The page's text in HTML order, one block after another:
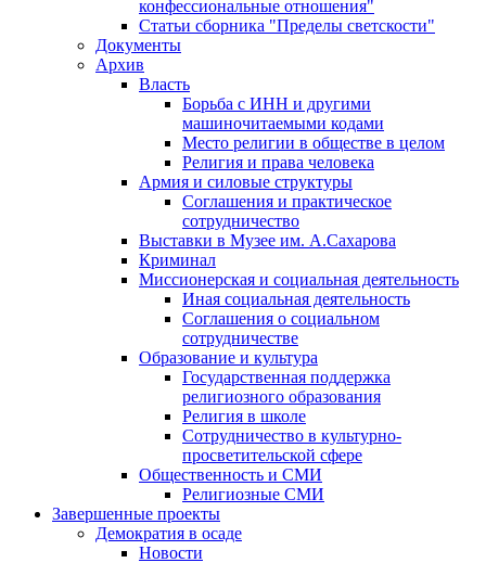
конфессиональные отношения"
Статьи сборника "Пределы светскости"
Документы
Архив
Власть
Борьба с ИНН и другими
машиночитаемыми кодами
Место религии в обществе в целом
Религия и права человека
Армия и силовые структуры
Соглашения и практическое
сотрудничество
Выставки в Музее им. А.Сахарова
Криминал
Миссионерская и социальная деятельность
Иная социальная деятельность
Соглашения о социальном
сотрудничестве
Образование и культура
Государственная поддержка
религиозного образования
Религия в школе
Сотрудничество в культурно-
просветительской сфере
Общественность и СМИ
Религиозные СМИ
Завершенные проекты
Демократия в осаде
Новости